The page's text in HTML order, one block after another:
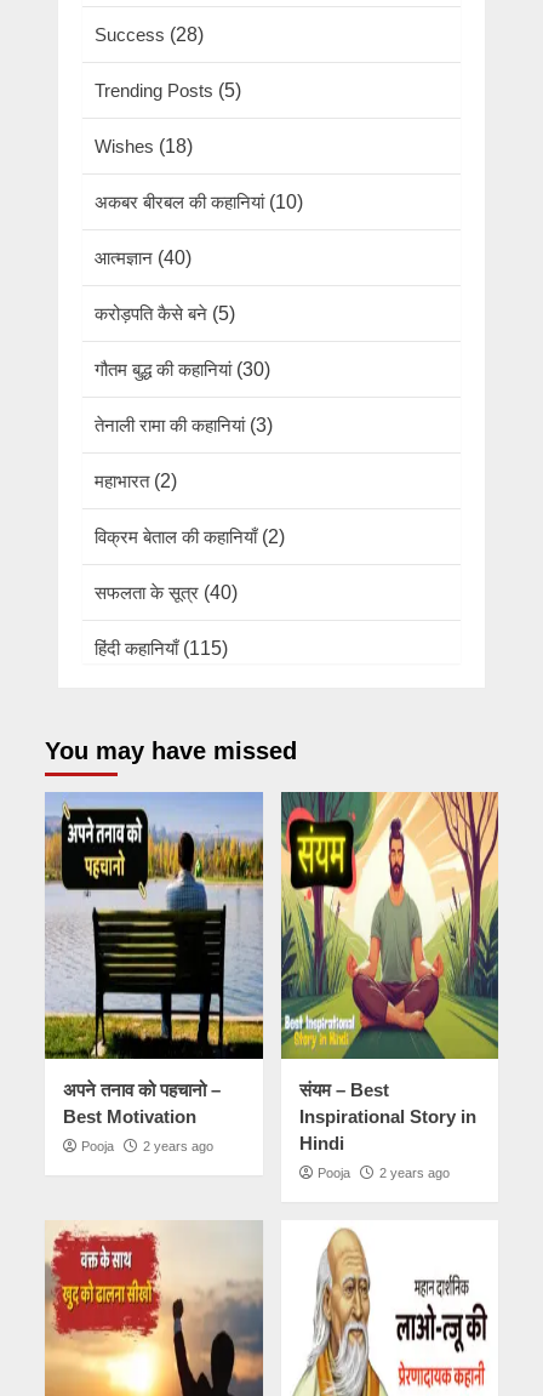
Success (28)
Trending Posts (5)
Wishes (18)
अकबर बीरबल की कहानियां(10)
आत्मज्ञान (40)
करोड़पति कैसे बने (5)
गौतम बुद्ध की कहानियां(30)
तेनाली रामा की कहानियां(3)
महाभारत(2)
विक्रम बेताल की कहानियाँ(2)
सफलता के सूत्र (40)
हिंदी कहानियाँ(115)
You may have missed
अपने तनाव को पहचानो –
Best Motivation
Pooja 2 years ago
संयम – Best
Inspirational Story in
Hindi
Pooja 2 years ago